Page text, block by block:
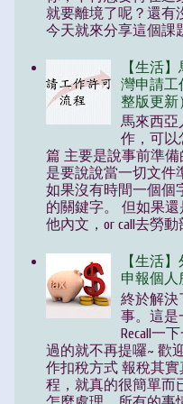
就要離境了呢？還有
今天就來分享這個課
【生活
灣申請工
整版更新
馬來西亞
作，可以
篇 主要是說事前準
是要說說當一切文件
如果沒有時間一個個
的關鍵字。 但如果
他內文，or call去勞動
【生活
申報個人
終於解決
事。這是
Recall一
過的就不再提囉~ 歡
作扣稅方式 報稅其
程，就真的很簡單而